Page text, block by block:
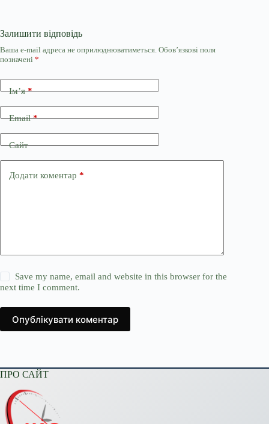
Залишити відповідь
Ваша e-mail адреса не оприлюднюватиметься. Обов’язкові поля
позначені *
Ім’я*
Email*
Сайт
Додати коментар *
Save my name, email and website in this browser for the
next time I comment.
Опублікувати коментар
ПРО САЙТ